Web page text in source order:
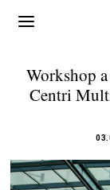
Workshop
Centri